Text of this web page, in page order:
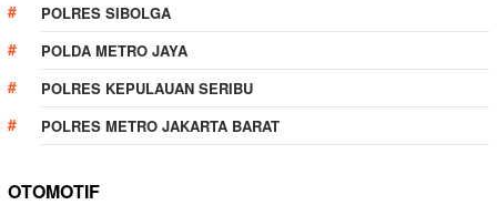
POLRES SIBOLGA
POLDA METRO JAYA
POLRES KEPULAUAN SERIBU
POLRES METRO JAKARTA BARAT
OTOMOTIF